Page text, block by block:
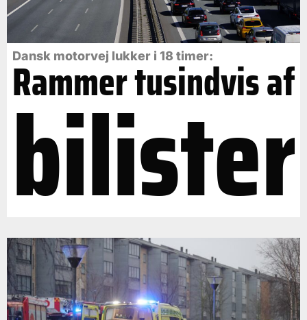
Dansk motorvej lukker i 18 timer:
Rammer tusindvis af
bilister